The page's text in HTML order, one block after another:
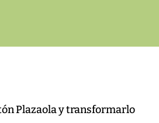
Plazaola y transformarlo